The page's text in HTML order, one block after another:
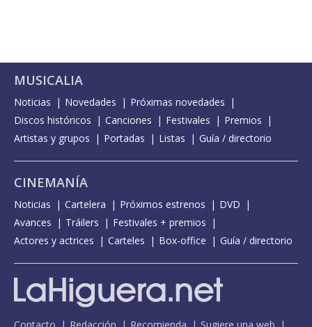
MUSICALIA
Noticias Novedades
Próximas novedades
Discos históricos
Canciones Festivales
Premios
Artistas y grupos
Portadas Listas Guía / directorio
CINEMANÍA
Noticias Cartelera Próximos estrenos
DVD
Avances
Tráilers
Festivales + premios
Actores y actrices
Carteles Box-office Guía / directorio